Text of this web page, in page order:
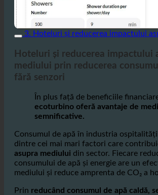
3. Hoteluri și reducerea impactului
Hoteluri și reducerea impactului
mediului prin reducerea
fără senzori
În plus față de beneficiile
ecoturbino oferă avantaje de
semnificative.
Consumul de apă în industria
dintre cei mai mari factori care
asupra mediului din sector. Fiecare
consumului de apă și energie are un
mediului și reduce amprenta de CO₂ a
Prin reducând consumul de apă caldă,